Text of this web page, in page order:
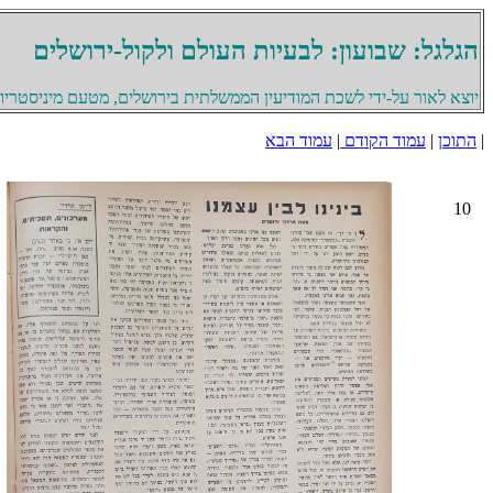
הגלגל: שבועון: לבעיות העולם ולקול-ירושלים
יוצא לאור על-ידי לשכת המודיעין הממשלתית בירושלים, מטעם
| התוכן | עמוד הקודם | עמוד הבא
10